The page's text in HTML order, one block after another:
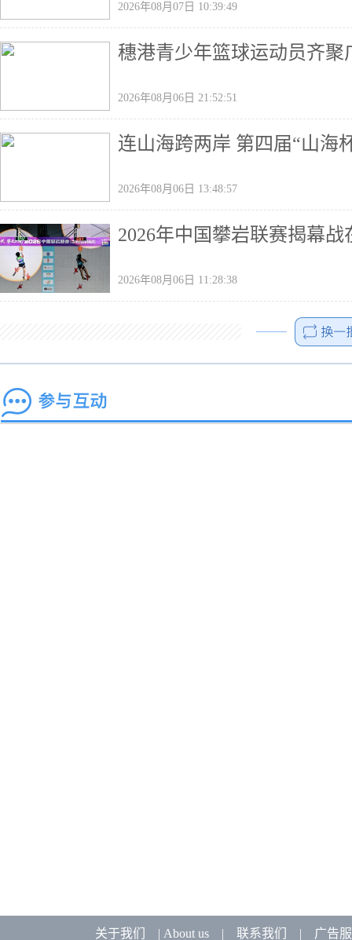
2026年08月07日 10:39:49
穗港青少年篮球运动员齐聚
2026年08月06日 21:52:51
连山海跨两岸 第四届“山海
2026年08月06日 13:48:57
2026年中国攀岩联赛揭幕
2026年08月06日 11:28:38
关于我们 | About us| 联系我们 | 广告